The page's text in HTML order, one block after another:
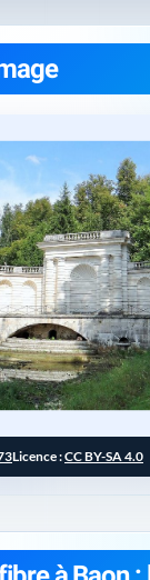
Licence :CC BY-SA 4.0